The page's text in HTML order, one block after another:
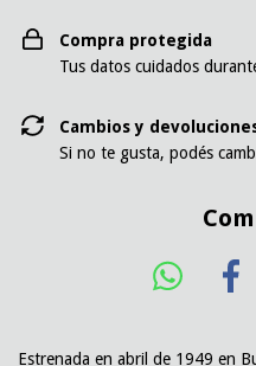
Compra protegida
Tus datos cuidados
Cambios y
Si no te gusta, podés
Estrenada en abril de 1949 en